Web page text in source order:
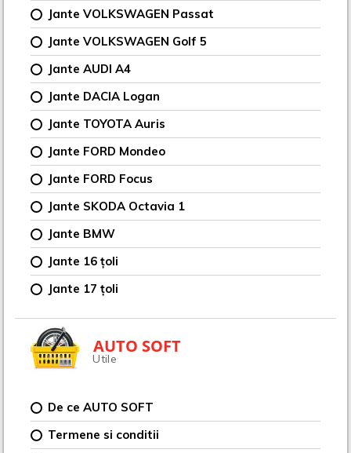
Jante VOLKSWAGEN Passat
Jante VOLKSWAGEN Golf 5
Jante AUDI A4
Jante DACIA Logan
Jante TOYOTA Auris
Jante FORD Mondeo
Jante FORD Focus
Jante SKODA Octavia 1
Jante BMW
Jante 16 țoli
Jante 17 țoli
AUTO SOFT
Utile
De ce AUTO SOFT
Termene si conditii